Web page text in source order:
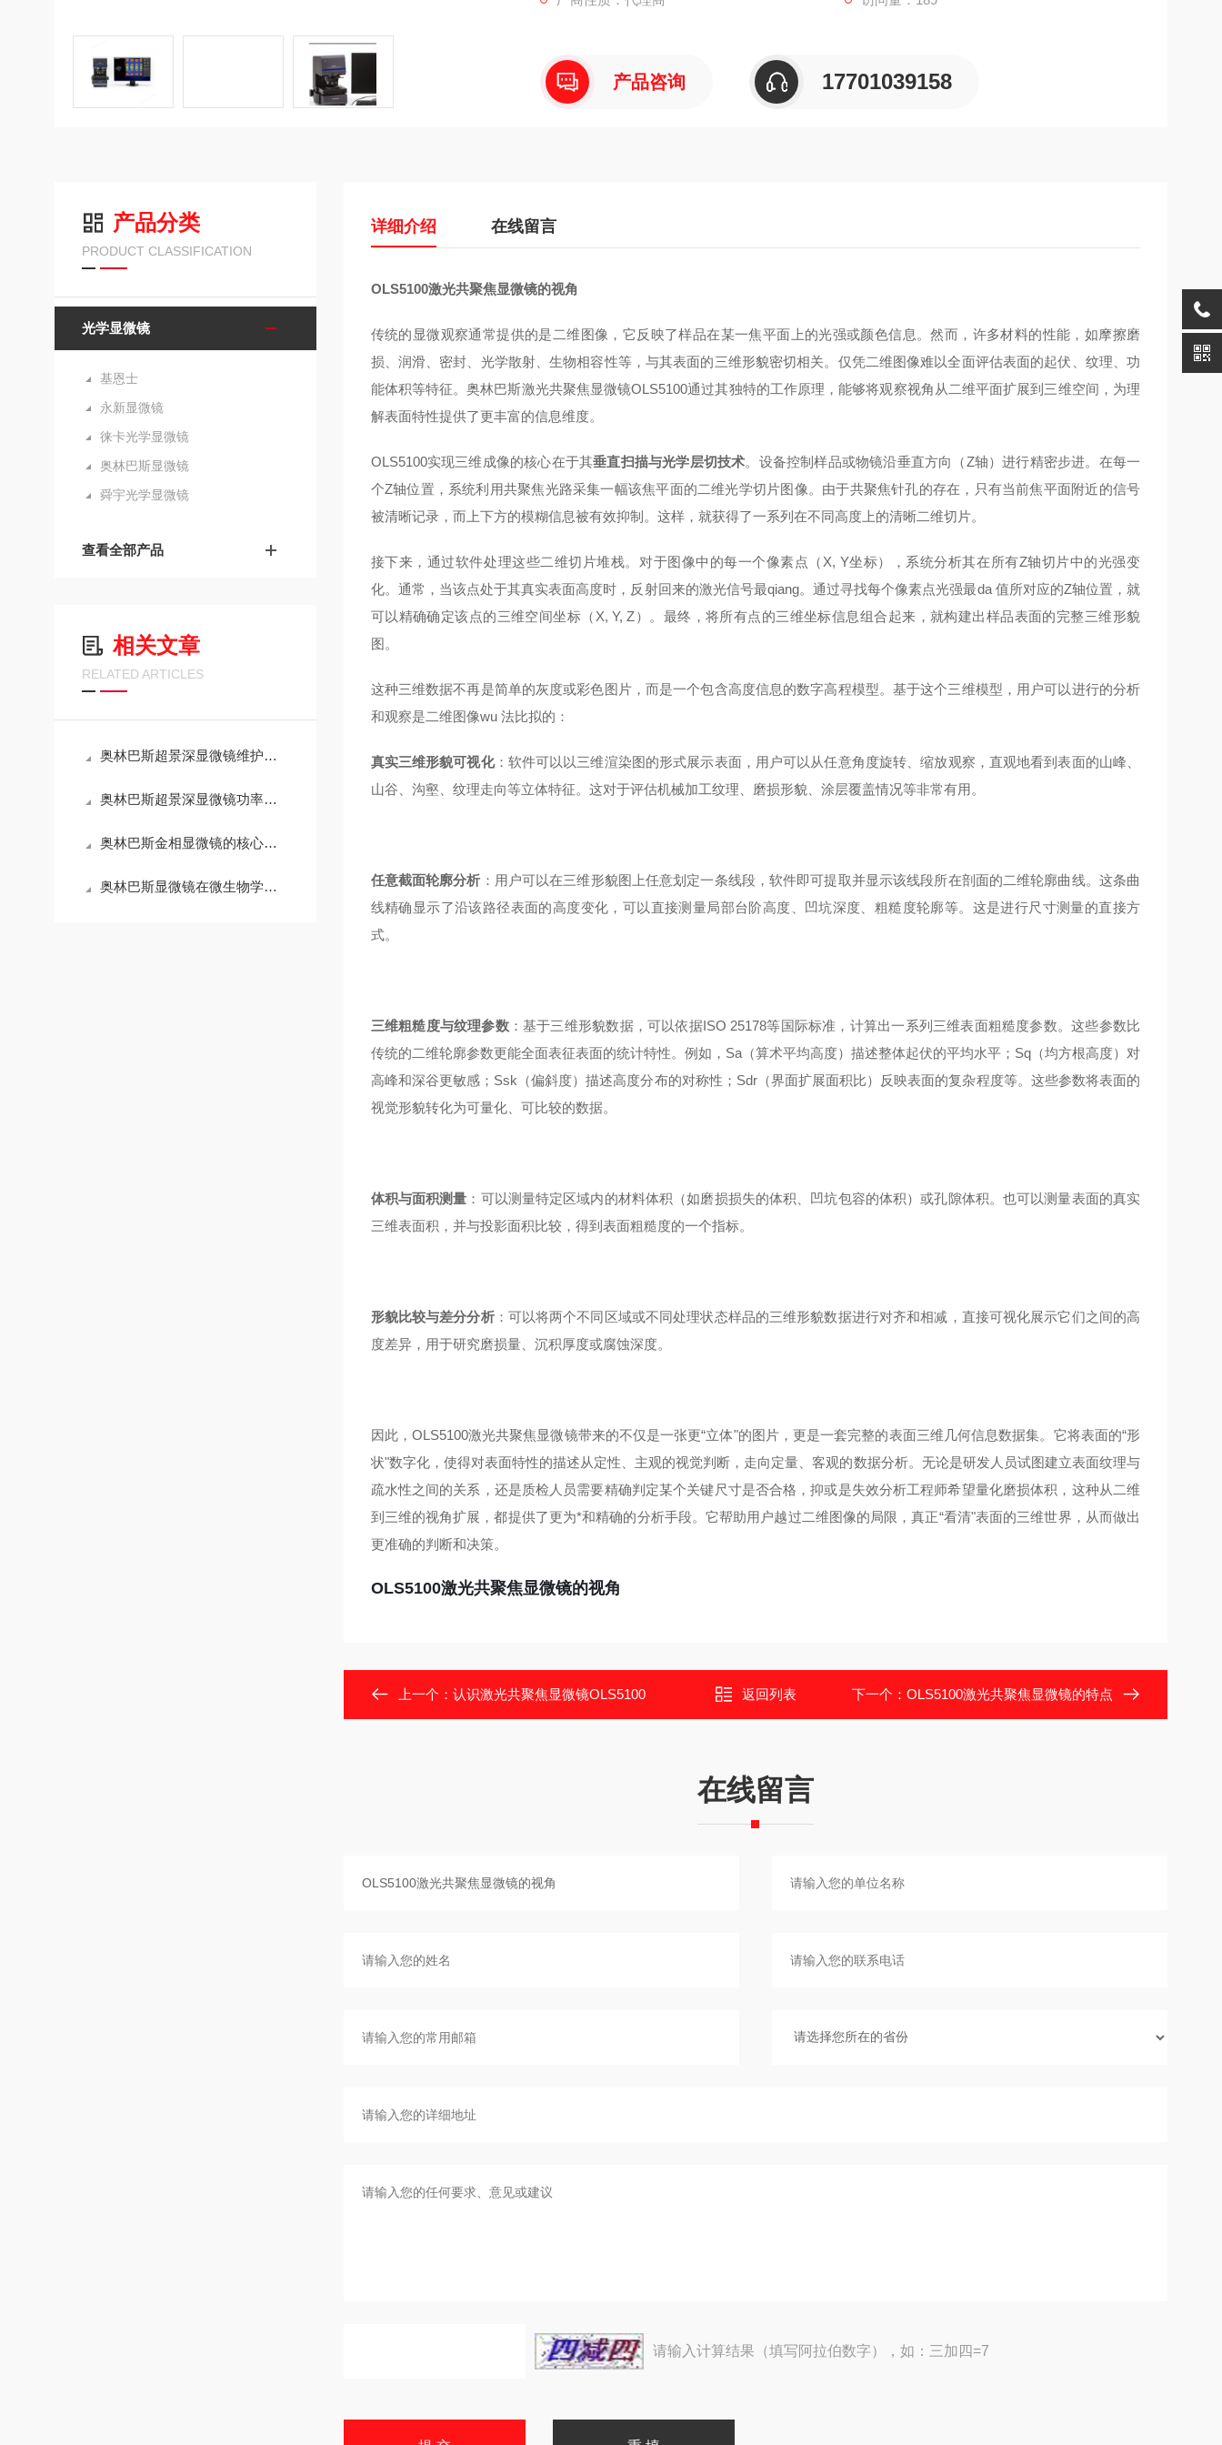
产品咨询 17701039158
产品分类
PRODUCT CLASSIFICATION
光学显微镜
基恩士
永新显微镜
徕卡光学显微镜
奥林巴斯显微镜
舜宇光学显微镜
查看全部产品
相关文章
RELATED ARTICLES
奥林巴斯超景深显微镜维护手册：光学系统清洁与校准全流程
奥林巴斯超景深显微镜功率解析：技术特性与能耗效率的平衡
奥林巴斯金相显微镜的核心技术特点解析
奥林巴斯显微镜在微生物学研究中的应用与操作技巧
详细介绍 在线留言
OLS5100激光共聚焦显微镜的视角
传统的显微观察通常提供的是二维图像，它反映了样品在某一焦平面上的光强或颜色信息。然而，许多材料的性能，如摩擦磨
损、润滑、密封、光学散射、生物相容性等，与其表面的三维形貌密切相关。仅凭二维图像难以全面评估表面的起伏、纹理、功
能体积等特征。奥林巴斯激光共聚焦显微镜OLS5100通过其独特的工作原理，能够将观察视角从二维平面扩展到三维空间，为理
解表面特性提供了更丰富的信息维度。
OLS5100实现三维成像的核心在于其垂直扫描与光学层切技术。设备控制样品或物镜沿垂直方向（Z轴）进行精密步进。在每一
个Z轴位置，系统利用共聚焦光路采集一幅该焦平面的二维光学切片图像。由于共聚焦针孔的存在，只有当前焦平面附近的信号
被清晰记录，而上下方的模糊信息被有效抑制。这样，就获得了一系列在不同高度上的清晰二维切片。
接下来，通过软件处理这些二维切片堆栈。对于图像中的每一个像素点（X, Y坐标），系统分析其在所有Z轴切片中的光强变
化。通常，当该点处于其真实表面高度时，反射回来的激光信号最qiang。通过寻找每个像素点光强最da 值所对应的Z轴位置，就
可以精确确定该点的三维空间坐标（X, Y, Z）。最终，将所有点的三维坐标信息组合起来，就构建出样品表面的完整三维形貌
图。
这种三维数据不再是简单的灰度或彩色图片，而是一个包含高度信息的数字高程模型。基于这个三维模型，用户可以进行的分析
和观察是二维图像wu 法比拟的：
真实三维形貌可视化：软件可以以三维渲染图的形式展示表面，用户可以从任意角度旋转、缩放观察，直观地看到表面的山峰、
山谷、沟壑、纹理走向等立体特征。这对于评估机械加工纹理、磨损形貌、涂层覆盖情况等非常有用。
任意截面轮廓分析 ：用户可以在三维形貌图上任意划定一条线段，软件即可提取并显示该线段所在剖面的二维轮廓曲线。这条曲
线精确显示了沿该路径表面的高度变化，可以直接测量局部台阶高度、凹坑深度、粗糙度轮廓等。这是进行尺寸测量的直接方
式。
三维粗糙度与纹理参数：基于三维形貌数据，可以依据ISO 25178等国际标准，计算出一系列三维表面粗糙度参数。这些参数比
传统的二维轮廓参数更能全面表征表面的统计特性。例如，Sa（算术平均高度）描述整体起伏的平均水平；Sq（均方根高度）对
高峰和深谷更敏感；Ssk（偏斜度）描述高度分布的对称性；Sdr（界面扩展面积比）反映表面的复杂程度等。这些参数将表面的
视觉形貌转化为可量化、可比较的数据。
体积与面积测量 ：可以测量特定区域内的材料体积（如磨损损失的体积、凹坑包容的体积）或孔隙体积。也可以测量表面的真实
三维表面积，并与投影面积比较，得到表面粗糙度的一个指标。
形貌比较与差分分析：可以将两个不同区域或不同处理状态样品的三维形貌数据进行对齐和相减，直接可视化展示它们之间的高
度差异，用于研究磨损量、沉积厚度或腐蚀深度。
因此，OLS5100激光共聚焦显微镜带来的不仅是一张更“立体"的图片，更是一套完整的表面三维几何信息数据集。它将表面的“形
状"数字化，使得对表面特性的描述从定性、主观的视觉判断，走向定量、客观的数据分析。无论是研发人员试图建立表面纹理与
疏水性之间的关系，还是质检人员需要精确判定某个关键尺寸是否合格，抑或是失效分析工程师希望量化磨损体积，这种从二维
到三维的视角扩展，都提供了更为*和精确的分析手段。它帮助用户越过二维图像的局限，真正“看清"表面的三维世界，从而做出
更准确的判断和决策。
OLS5100激光共聚焦显微镜的视角
上一个： 认识激光共聚焦显微镜OLS5100 返回列表 下一个： OLS5100激光共聚焦显微镜的特点
在线留言
请输入计算结果（填写阿拉伯数字），如：三加四=7